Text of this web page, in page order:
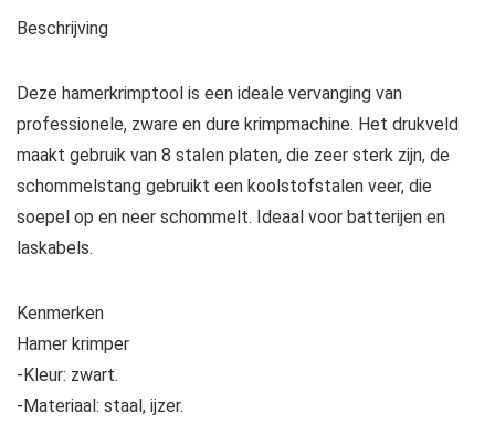
Beschrijving
Deze hamerkrimptool is een ideale vervanging van
professionele, zware en dure krimpmachine. Het drukveld
maakt gebruik van 8 stalen platen, die zeer sterk zijn, de
schommelstang gebruikt een koolstofstalen veer, die
soepel op en neer schommelt. Ideaal voor batterijen en
laskabels.
Kenmerken
Hamer krimper
-Kleur: zwart.
-Materiaal: staal, ijzer.